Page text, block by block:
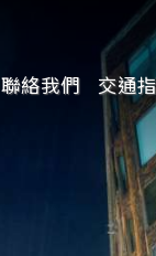
聯絡我們 交通